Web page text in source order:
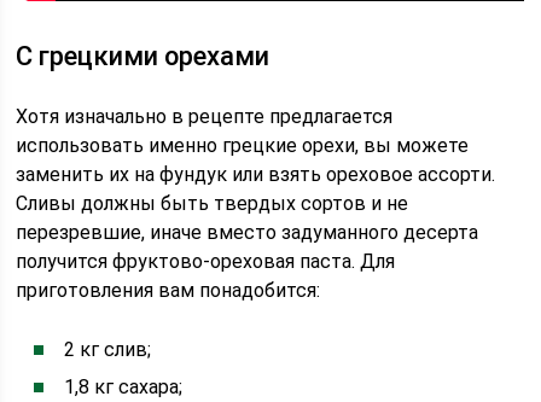
С грецкими орехами
Хотя изначально в рецепте предлагается
использовать именно грецкие орехи, вы можете
заменить их на фундук или взять ореховое ассорти.
Сливы должны быть твердых сортов и не
перезревшие, иначе вместо задуманного десерта
получится фруктово-ореховая паста. Для
приготовления вам понадобится:
2 кг слив;
1,8 кг сахара;